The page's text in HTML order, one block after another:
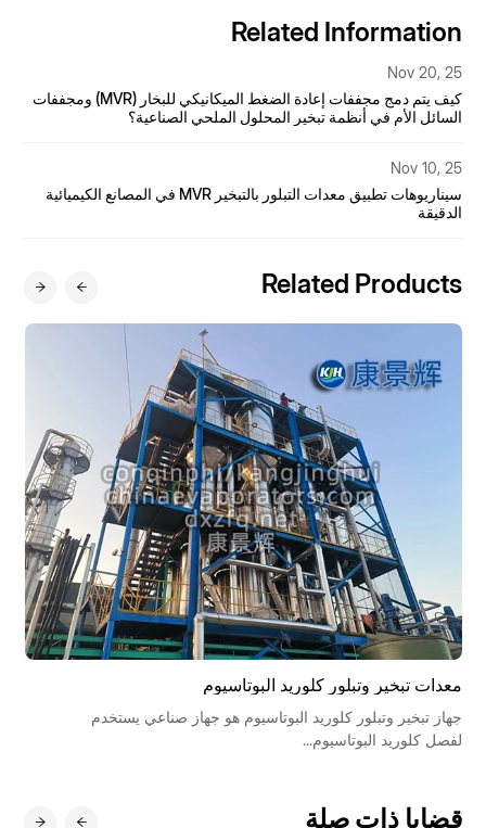
Related Information
Oct 31, 25
التطبيقات الأساسية لمبخرات MVR في صناعة الأدوية
عن الكوك
Related Products
معدات تبخير وتبلور كلوريد البوتاسيوم
جهاز تبخير وتبلور كلوريد البوتاسيوم هو جهاز صناعي يستخدم
لفصل كلوريد البوتاسيوم...
قضايا ذات صلة